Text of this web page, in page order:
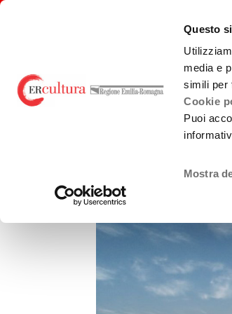
Questo
media e
simili per
Cookie
Puoi
Mostra
E-R FILM COMMISSION
Accordi territoriali
Analisi Dati
BANDI
Sviluppo
Produzione
Normativa di
Riferimento